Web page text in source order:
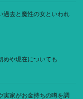
過去と魔性の女といわれ
めや現在についても
実家がお金持ちの噂を調